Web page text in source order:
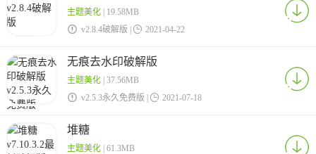
主题美化| 19.58MB
 v2.8.4破解版 |  2021-04-22
无痕去水印破解版
主题美化| 37.56MB
 v2.5.3永久免费版 |  2021-07-18
堆糖
主题美化| 61.3MB